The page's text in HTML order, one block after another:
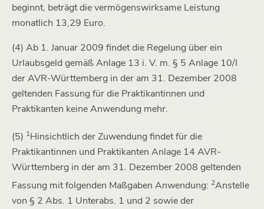
beginnt, beträgt die vermögenswirksame Leistung
monatlich 13,29 Euro.
(4) Ab 1. Januar 2009 findet die Regelung über ein
Urlaubsgeld gemäß Anlage 13 i. V. m. § 5 Anlage 10/I
der AVR-Württemberg in der am 31. Dezember 2008
geltenden Fassung für die Praktikantinnen und
Praktikanten keine Anwendung mehr.
(5) 1Hinsichtlich der Zuwendung findet für die
Praktikantinnen und Praktikanten Anlage 14 AVR-
Württemberg in der am 31. Dezember 2008 geltenden
Fassung mit folgenden Maßgaben Anwendung: 2Anstelle
von § 2 Abs. 1 Unterabs. 1 und 2 sowie der